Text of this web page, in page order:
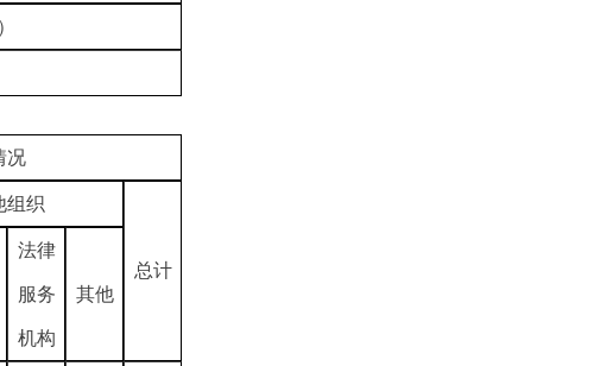
况
组织
总计
法律
服务
机构
其他